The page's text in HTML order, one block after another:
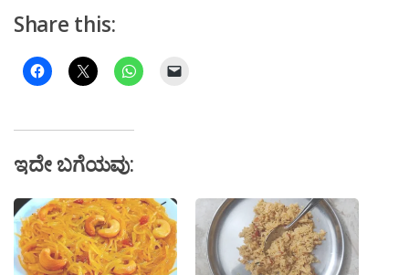
Share this:
ಇದೇ ಬಗೆಯವು: